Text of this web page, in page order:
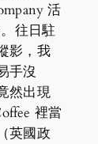
活
往日駐
影，我
手沒
然出現
裡當
英國政